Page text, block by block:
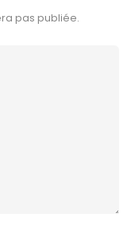
pas publiée.